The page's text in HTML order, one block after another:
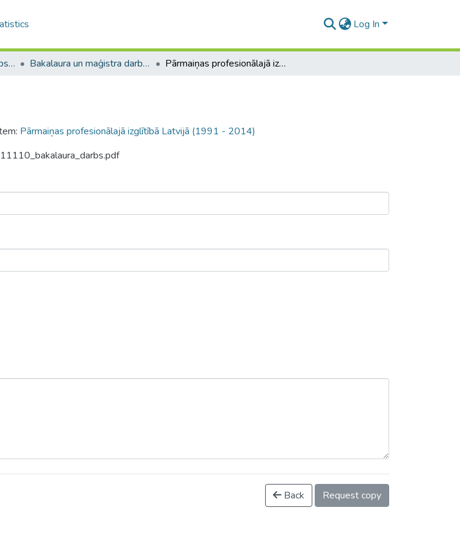
Log In
A -- Izglītības zinātņu un psiholoģijas fakultāte / Faculty of Education Sciences and Psychology Bakalaura un maģistra darbi (PPMF) / Bachelor's and Master's theses Pārmaiņas profesionālajā izglītībā Latvijā (1991 - 2014)
Pārmaiņas profesionālajā izglītībā Latvijā (1991 - 2014)
Back Request copy